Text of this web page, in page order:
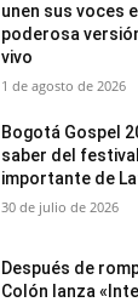
unen sus voces
poderosa
vivo
1 de agosto de 2026
Bogotá Gospel
saber del
importante de
30 de julio de 2026
Después de
Colón lanza